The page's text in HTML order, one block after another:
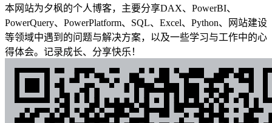
本网站为夕枫的个人博客，主要分享DAX、PowerBI、
PowerQuery、PowerPlatform、SQL、Excel、Python、网站建设
等领域中遇到的问题与解决方案，以及一些学习与工作中的心
得体会。记录成长、分享快乐！